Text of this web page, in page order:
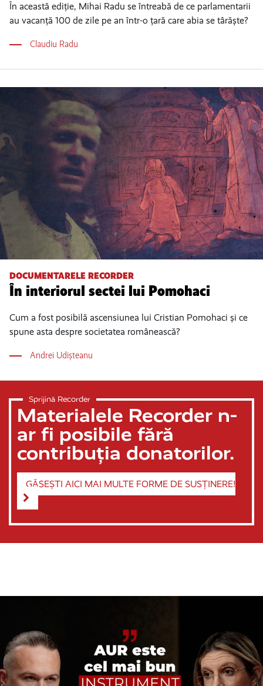
În această ediție, Mihai Radu se întreabă de ce parlamentarii
au vacanță 100 de zile pe an într-o țară care abia se târăște?
Claudiu Radu
DOCUMENTARELE RECORDER
În interiorul sectei lui Pomohaci
Cum a fost posibilă ascensiunea lui Cristian Pomohaci și ce
spune asta despre societatea românească?
Andrei Udișteanu
Sprijină Recorder
Materialele Recorder n-
ar fi posibile fără
contribuția donatorilor.
GĂSEȘTI AICI MAI MULTE FORME DE SUSȚINERE!